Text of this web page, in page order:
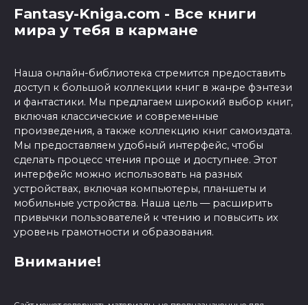
Fantasy-Kniga.com - Все книги
мира у тебя в кармане
Наша онлайн-библиотека стремится предоставить
доступ к большой коллекции книг в жанре фэнтези
и фантастики. Мы предлагаем широкий выбор книг,
включая классические и современные
произведения, а также коллекцию книг самоиздата.
Мы предоставляем удобный интерфейс, чтобы
сделать процесс чтения проще и доступнее. Этот
интерфейс можно использовать на разных
устройствах, включая компьютеры, планшеты и
мобильные устройства. Наша цель — расширить
привычки пользователей к чтению и повысить их
уровень грамотности и образования.
Внимание!